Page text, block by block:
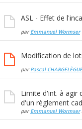
ASL - Effet de
par Emmanuel Wormser
Modification de
par Pascal CHARGELÈGUE
Limite d'int. à agir
d'un règlement
par Emmanuel Wormser